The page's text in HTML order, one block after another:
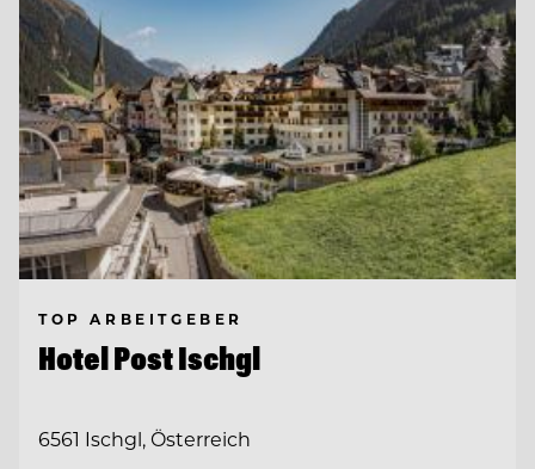
TOP ARBEITGEBER
Hotel Post Ischgl
6561 Ischgl, Österreich